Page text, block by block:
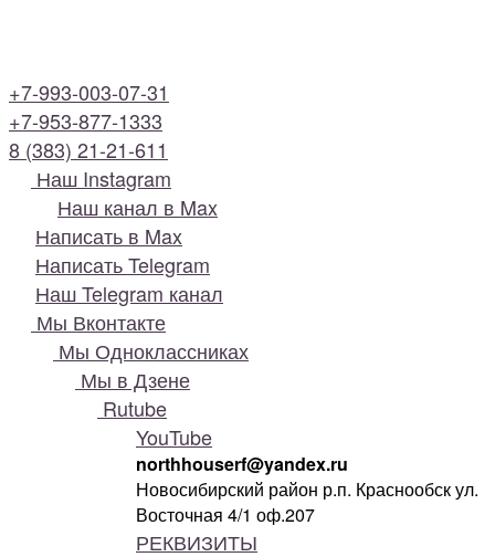
+7-993-003-07-31
+7-953-877-1333
8 (383) 21-21-611
Наш Instagram
Наш канал в Max
Написать в Max
Написать Telegram
Наш Telegram канал
Мы Вконтакте
Мы Одноклассниках
Мы в Дзене
Rutube
YouTube
northhouserf@yandex.ru
Новосибирский район р.п. Краснообск ул.
Восточная 4/1 оф.207
РЕКВИЗИТЫ